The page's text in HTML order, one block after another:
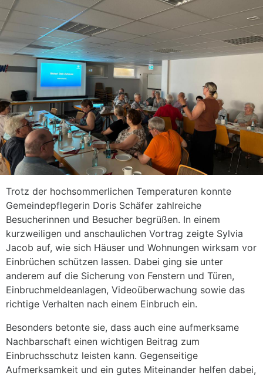
Trotz der hochsommerlichen Temperaturen konnte
Gemeindepflegerin Doris Schäfer zahlreiche
Besucherinnen und Besucher begrüßen. In einem
kurzweiligen und anschaulichen Vortrag zeigte Sylvia
Jacob auf, wie sich Häuser und Wohnungen wirksam vor
Einbrüchen schützen lassen. Dabei ging sie unter
anderem auf die Sicherung von Fenstern und Türen,
Einbruchmeldeanlagen, Videoüberwachung sowie das
richtige Verhalten nach einem Einbruch ein.
Besonders betonte sie, dass auch eine aufmerksame
Nachbarschaft einen wichtigen Beitrag zum
Einbruchsschutz leisten kann. Gegenseitige
Aufmerksamkeit und ein gutes Miteinander helfen dabei,